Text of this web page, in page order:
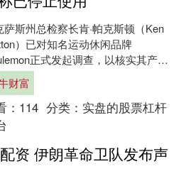
萨斯州总检察长肯·帕克斯顿（Ken
）已对知名运动休闲品牌
正式发起调查，以核实其产品
否含有对人体健康构成潜在风险
久性....
财富
： 114 分类： 实盘的股票杠杆
资 伊朗革命卫队发布声